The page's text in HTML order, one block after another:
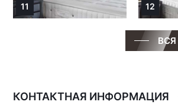
11 12
КОНТАКТНАЯ ИНФОРМАЦИЯ